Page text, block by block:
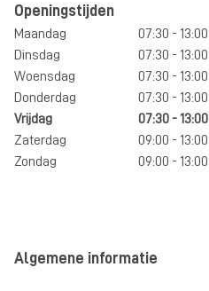
Openingstijden
Maandag 07:30 - 13:00
Dinsdag
07:30 - 13:00
Woensdag
07:30 - 13:00
Donderdag
07:30 - 13:00
Vrijdag
07:30 - 13:00
Zaterdag
09:00 - 13:00
Zondag
09:00 - 13:00
Algemene informatie